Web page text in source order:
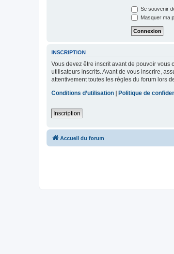
Se souvenir
Masquer ma
INSCRIPTION
Vous devez être inscrit avant de pouvoir vous
utilisateurs inscrits. Avant de vous inscrire,
attentivement toutes les règles du forum lors
Conditions d’utilisation | Politique de
Inscription
Accueil du forum